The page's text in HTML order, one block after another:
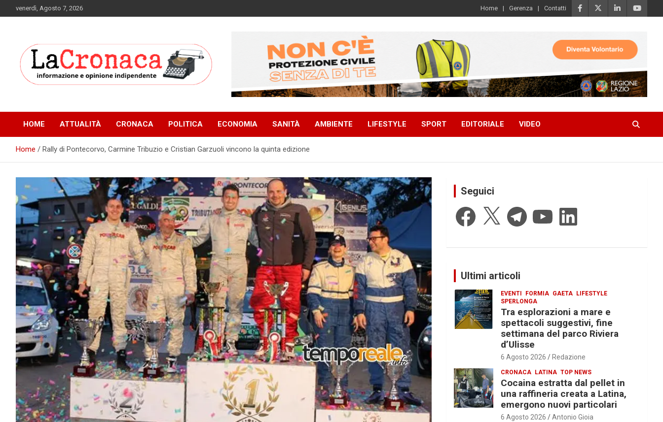
to
venerdì, Agosto 7, 2026 Home Gerenza Contatti
HOME ATTUALITÀ CRONACA POLITICA ECONOMIA SANITÀ AMBIENTE LIFESTYLE SPORT EDITORIALE VIDEO
Home Rally di Pontecorvo, Carmine Tribuzio e Cristian Garzuoli vincono la quinta edizione
Seguici
Facebook
X TelegramYouTube LinkedIn
Ultimi articoli
EVENTI FORMIA GAETA LIFESTYLE
SPERLONGA
Tra esplorazioni a mare e
spettacoli suggestivi, fine
settimana del parco Riviera
d’Ulisse
6 Agosto 2026 Redazione
CRONACA LATINA TOP NEWS
Cocaina estratta dal pellet in
una raffineria creata a Latina,
emergono nuovi particolari
6 Agosto 2026 Antonio Gioia